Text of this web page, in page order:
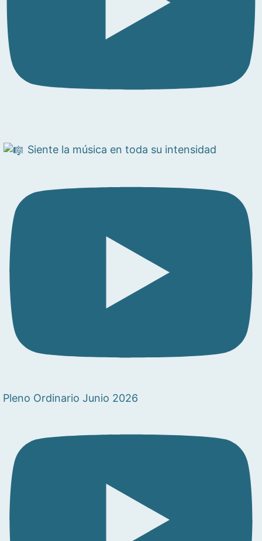
Siente la música en toda su intensidad
Pleno Ordinario Junio 2026